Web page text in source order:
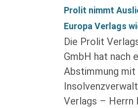
Prolit nimmt
Europa Verlags
Die Prolit
GmbH hat nach
Abstimmung
Verlags – Herrn